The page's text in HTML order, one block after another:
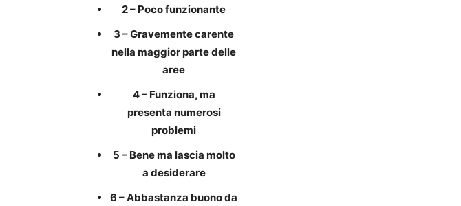
2 – Poco funzionante
3 – Gravemente carente
nella maggior parte delle
aree
4 – Funziona, ma
presenta numerosi
problemi
5 – Bene ma lascia molto
a desiderare
6 – Abbastanza buono da